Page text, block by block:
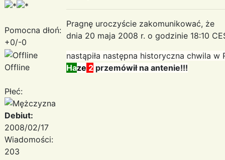
Pomocna dłoń:
+0/-0
Offline
Płeć:
Debiut:
2008/02/17
Wiadomości:
203
Pragnę uroczyście zakomunikować, że
dnia 20 maja 2008 r. o godzinie 18:10
nastąpiła następna historyczna chwila w
Haze 2 przemówił na antenie!!!